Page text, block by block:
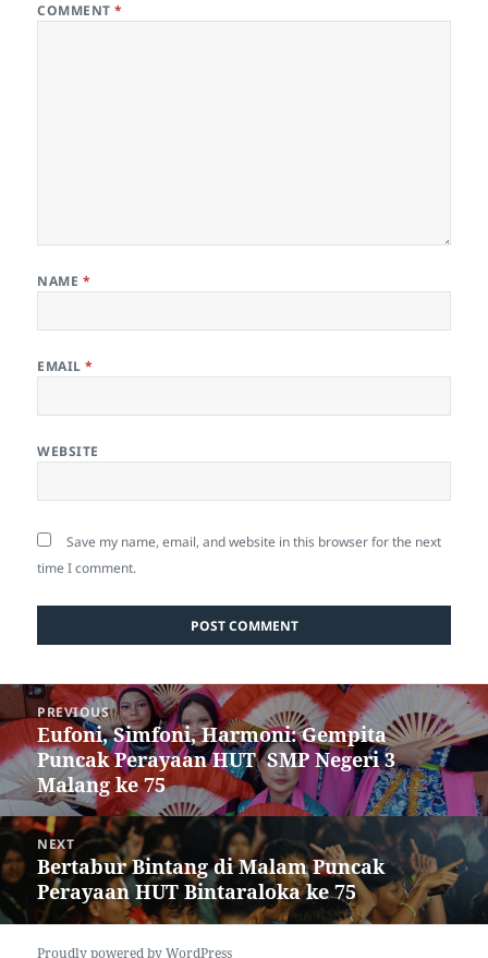
COMMENT*
NAME *
EMAIL*
WEBSITE
Save my name, email, and website in this browser for the next
time I comment.
Post
navigation
PREVIOUS
Previous
post:
Eufoni, Simfoni, Harmoni: Gempita
Puncak Perayaan HUT SMP Negeri 3
Malang ke 75
NEXT
Next
post:
Bertabur Bintang di Malam Puncak
Perayaan HUT Bintaraloka ke 75
Proudly powered by WordPress